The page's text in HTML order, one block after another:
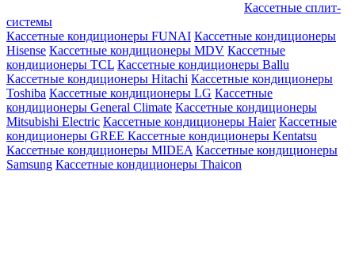
Кассетные сплит-
системы
Кассетные кондиционеры FUNAI Кассетные кондиционеры
Hisense Кассетные кондиционеры MDV Кассетные
кондиционеры TCL Кассетные кондиционеры Ballu
Кассетные кондиционеры Hitachi Кассетные кондиционеры
Toshiba Кассетные кондиционеры LG Кассетные
кондиционеры General Climate Кассетные кондиционеры
Mitsubishi Electric Кассетные кондиционеры Haier Кассетные
кондиционеры GREE Кассетные кондиционеры Kentatsu
Кассетные кондиционеры MIDEA Кассетные кондиционеры
Samsung Кассетные кондиционеры Thaicon